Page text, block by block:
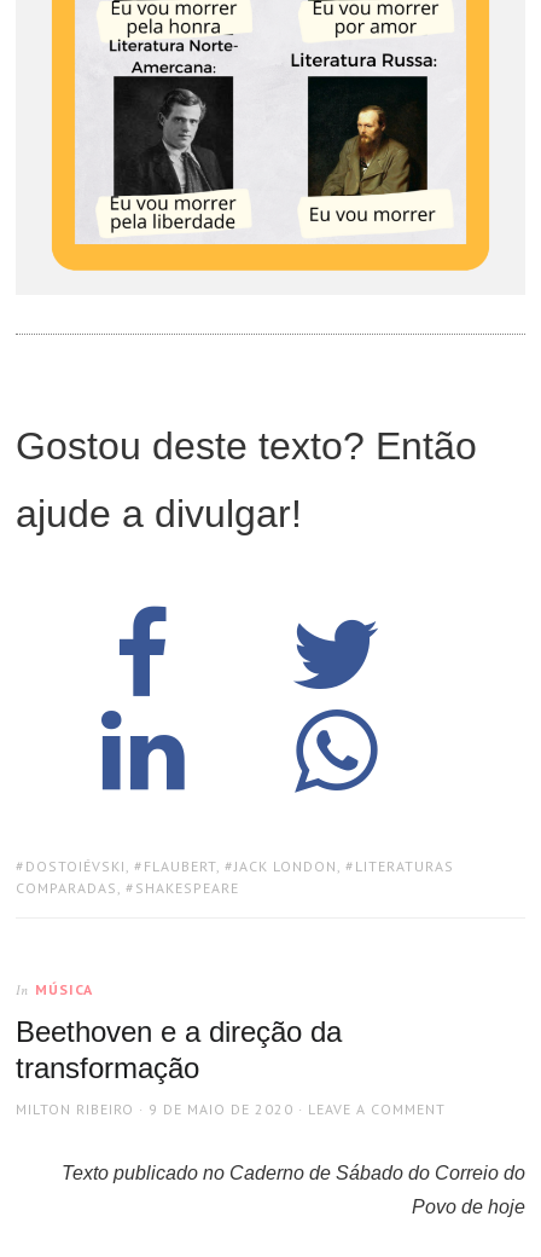
Gostou deste texto? Então
ajude a divulgar!
TAGS:
DOSTOIÉVSKI , FLAUBERT , JACK LONDON , LITERATURAS
COMPARADAS , SHAKESPEARE
In MÚSICA
Beethoven e a direção da
transformação
AUTHOR
MILTON RIBEIRO
POSTED
9 DE MAIO DE 2020 LEAVE A COMMENT
Texto publicado no Caderno de Sábado do Correio do
Povo de hoje